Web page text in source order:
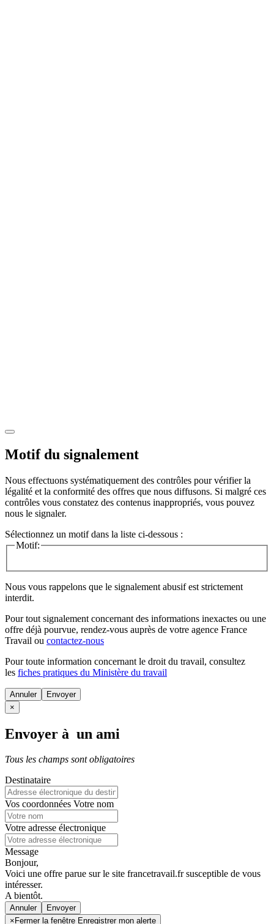
Motif du signalement
Nous effectuons systématiquement des contrôles pour vérifier la
légalité et la conformité des offres que nous diffusons. Si malgré ces
contrôles vous constatez des contenus inappropriés, vous pouvez
nous le signaler.
Sélectionnez un motif dans la liste ci-dessous :
Motif:
Nous vous rappelons que le signalement abusif est strictement
interdit.
Pour tout signalement concernant des informations inexactes ou une
offre déjà pourvue, rendez-vous auprès de votre agence France
Travail ou contactez-nous
Pour toute information concernant le droit du travail, consultez
les fiches pratiques du Ministère du travail
Annuler
×
Envoyer à un ami
Tous les champs sont obligatoires
Destinataire
Vos coordonnées Votre nom
Votre adresse électronique
Message
Bonjour,
Voici une offre parue sur le site francetravail.fr susceptible de vous
intéresser.
A bientôt.
Annuler
× Fermer la fenêtre Enregistrer mon alerte